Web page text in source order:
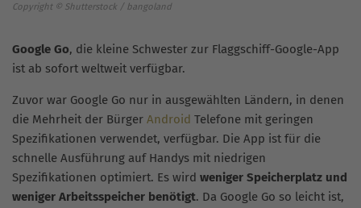
Copyright © Shutterstock / bangoland
Google Go, die kleine Schwester zur Flaggschiff-Google-App
ist ab sofort weltweit verfügbar.
Zuvor war Google Go nur in ausgewählten Ländern, in denen
die Mehrheit der Bürger Android Telefone mit geringen
Spezifikationen verwendet, verfügbar. Die App ist für die
schnelle Ausführung auf Handys mit niedrigen
Spezifikationen optimiert. Es wird weniger Speicherplatz und
weniger Arbeitsspeicher benötigt. Da Google Go so leicht ist,